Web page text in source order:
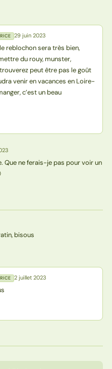
29 juin 2023
reblochon sera très bien,
du rouy, munster,
peut être pas le goût
venir en vacances en Loire-
c’est un beau
Que ne ferais-je pas pour voir un
bisous
2 juillet 2023